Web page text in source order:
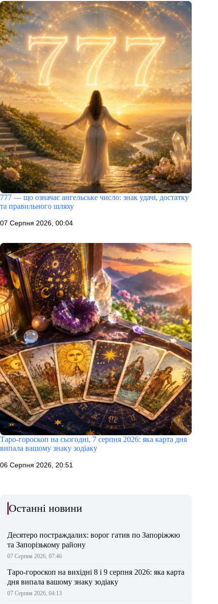
777 — що означає ангельське число: знак удачі, достатку
та правильного шляху
07 Серпня 2026, 00:04
Таро-гороскоп на сьогодні, 7 серпня 2026: яка карта дня
випала вашому знаку зодіаку
06 Серпня 2026, 20:51
Останні новини
Десятеро постраждалих: ворог гатив по Запоріжжю
та Запорізькому району
07 Серпня 2026, 07:46
Таро-гороскоп на вихідні 8 і 9 серпня 2026: яка карта
дня випала вашому знаку зодіаку
07 Серпня 2026, 04:13